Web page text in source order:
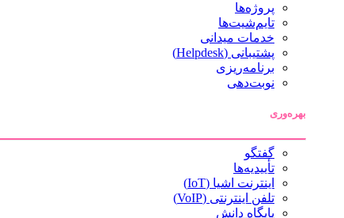
پروژه‌ها
تایم‌شیت‌ها
خدمات میدانی
پشتیبانی (Helpdesk)
برنامه‌ریزی
نوبت‌دهی
بهره‌وری
گفتگو
تأییدیه‌ها
اینترنت اشیا (IoT)
تلفن اینترنتی (VoIP)
پایگاه دانش